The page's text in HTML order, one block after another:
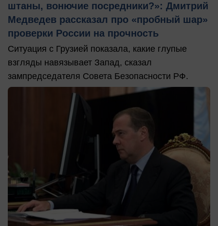
штаны, вонючие посредники?»: Дмитрий
Медведев рассказал про «пробный шар»
проверки России на прочность
Ситуация с Грузией показала, какие глупые
взгляды навязывает Запад, сказал
зампредседателя Совета Безопасности РФ.